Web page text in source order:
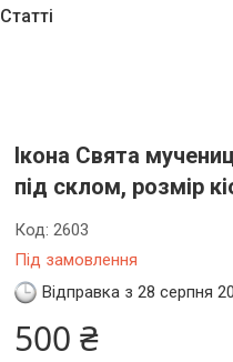
Статті
Ікона Свята
під склом, розмір
Під замовлення
Код:2603
Відправка з 28 серпня
500 ₴